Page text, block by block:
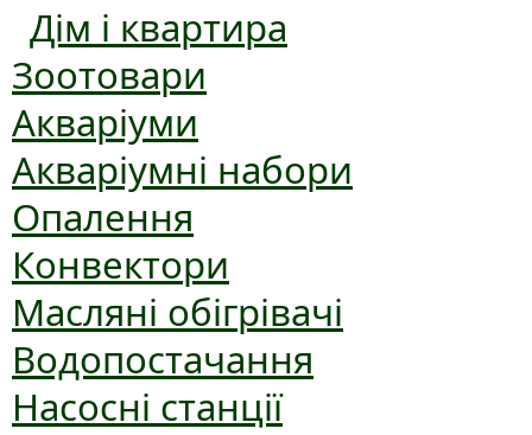
Дім і квартира
Зоотовари
Акваріуми
Акваріумні набори
Опалення
Конвектори
Масляні обігрівачі
Водопостачання
Насосні станції